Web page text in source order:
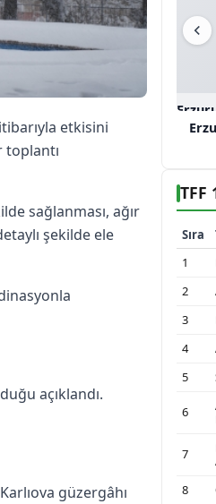
etkisini
toplantı
sağlanması, ağır
şekilde ele
açıklandı.
güzergâhı
TFF
Sıra
1
2
3
4
5
6
7
8